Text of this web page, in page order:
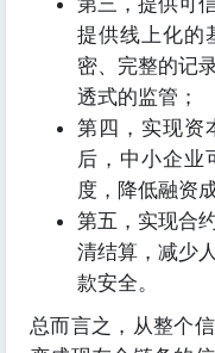
提供线上化的
密、完整的记
透式的监管；
第四，实现资
后，中小企业
度，降低融资
第五，实现合
清结算，减少
款安全。
总而言之，从整个